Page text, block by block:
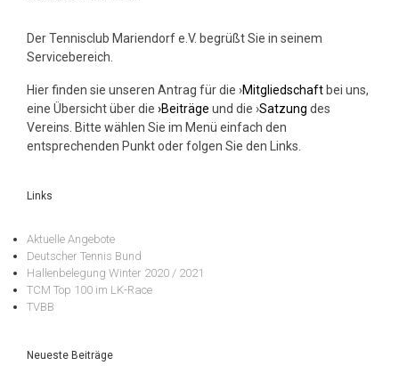
Der Tennisclub Mariendorf e.V. begrüßt Sie in seinem
Servicebereich.
Hier finden sie unseren Antrag für die ›Mitgliedschaft bei uns,
eine Übersicht über die ›Beiträge und die ›Satzung des
Vereins. Bitte wählen Sie im Menü einfach den
entsprechenden Punkt oder folgen Sie den Links.
Links
Aktuelle Angebote
Deutscher Tennis Bund
Hallenbelegung Winter 2020 / 2021
TCM Top 100 im LK-Race
TVBB
Neueste Beiträge